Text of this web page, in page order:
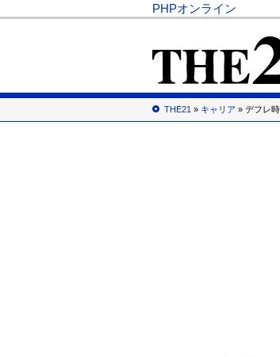
PHPオンライン
THE21 » キャリア » デフレ